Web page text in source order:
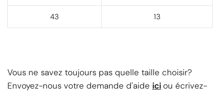
43 13
Vous ne savez toujours pas quelle taille choisir?
Envoyez-nous votre demande d'aide iciou écrivez-